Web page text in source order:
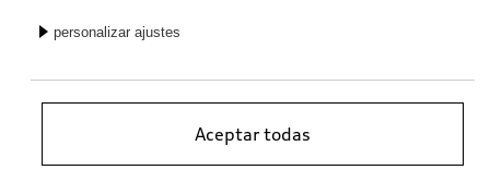
Actualización de la navegación A3, A4, A5, A6, A7, Q2, Q5, Q7, R8, TT
Versión para Europa 2025 (MIB2-H)
Actualización de la navegación A1, A4, A5, A8, Q3, Q5, Q7
versión para Europa 2023 (MMI3G-H)
240,19
personalizar ajustes
Aceptar todas